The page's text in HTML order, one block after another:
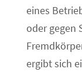
eines
oder gegen
ergibt sich